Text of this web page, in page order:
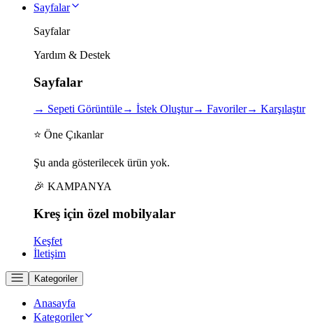
Sayfalar
Sayfalar
Yardım & Destek
Sayfalar
→ Sepeti Görüntüle→ İstek Oluştur→ Favoriler→ Karşılaştır
⭐ Öne Çıkanlar
Şu anda gösterilecek ürün yok.
🎉 KAMPANYA
Kreş için özel mobilyalar
Keşfet
İletişim
Kategoriler
Anasayfa
Kategoriler